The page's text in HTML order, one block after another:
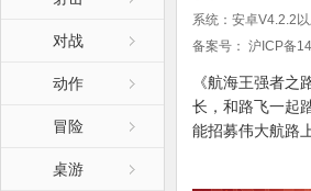
对战
动作
冒险
桌游
系统： 安卓V4.2.2
备案号： 沪ICP备
《航海王强者
长，和路飞一起
能招募伟大航路